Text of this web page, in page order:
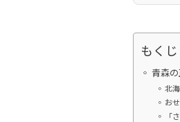
もくじ
青森
北
お
「